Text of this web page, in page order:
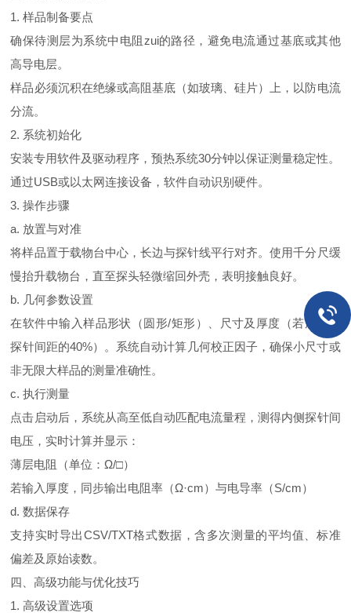
1.样品制备要点
确保待测层为系统中电阻zui的路径，避免电流通过基底或其他
高导电层。
样品必须沉积在绝缘或高阻基底（如玻璃、硅片）上，以防电流
分流。
2. 系统初始化
安装专用软件及驱动程序，预热系统30分钟以保证测量稳定性。
通过USB或以太网连接设备，软件自动识别硬件。
3.操作步骤
a. 放置与对准
将样品置于载物台中心，长边与探针线平行对齐。使用千分尺缓
慢抬升载物台，直至探头轻微缩回外壳，表明接触良好。
b. 几何参数设置
在软件中输入样品形状（圆形/矩形）、尺寸及厚度（若厚度＞
探针间距的40%）。系统自动计算几何校正因子，确保小尺寸或
非无限大样品的测量准确性。
c.执行测量
点击启动后，系统从高至低自动匹配电流量程，测得内侧探针间
电压，实时计算并显示：
薄层电阻（单位：Ω/□）
若输入厚度，同步输出电阻率（Ω·cm）与电导率（S/cm）
d.数据保存
支持实时导出CSV/TXT格式数据，含多次测量的平均值、标准
偏差及原始读数。
四、高级功能与优化技巧
1.高级设置选项